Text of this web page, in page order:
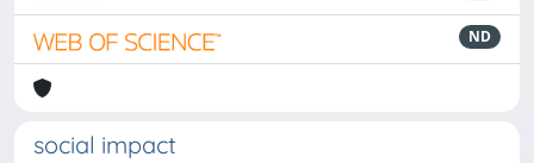
ND
social impact